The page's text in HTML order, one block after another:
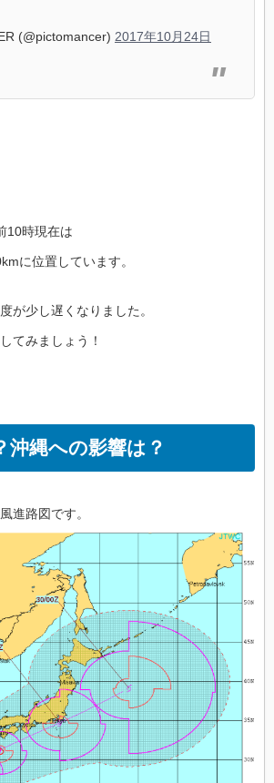
(@pictomancer) 2017年10月24日
10時現在は
に位置しています。
が少し遅くなりました。
てみましょう！
沖縄への影響は？
進路図です。